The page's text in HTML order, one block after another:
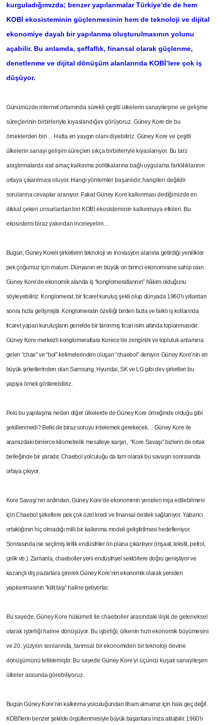
kurguladığımızda; benzer yapılanmalar Türkiye’de de hem
KOBİ ekosisteminin güçlenmesinin hem de teknoloji ve dijital
ekonomiye dayalı bir yapılanma oluşturulmasının yolunu
açabilir. Bu anlamda, şeffaflık, finansal olarak güçlenme,
denetlenme ve dijital dönüşüm alanlarında KOBİ’lere çok iş
düşüyor.
Günümüzde internet ortamında sürekli çeşitli ülkelerin sanayileşme ve gelişme
süreçlerinin birbirleriyle kıyaslandığını görüyoruz. Güney Kore de bu
örneklerden biri… Hatta en yaygın olanı diyebiliriz. Güney Kore ve çeşitli
ülkelerin sanayi gelişim süreçleri sıkça birbirleriyle kıyaslanıyor. Bu tarz
araştırmalarda asıl amaç kalkınma politikalarına bağlı uygulama farklılıklarının
ortaya çıkarılması oluyor. Hangi yöntemler başarılıdır, hangileri değildir
sorularına cevaplar aranıyor. Fakat Güney Kore kalkınması dediğimizde en
dikkat çeken unsurlardan biri KOBİ ekosisteminin kalkınmaya etkileri. Bu
ekosistemi biraz yakından inceleyelim…
Bugün, Güney Koreli şirketlerin teknoloji ve inovasyon alanına getirdiği yenilikler
pek çoğumuz için malum. Dünyanın en büyük on birinci ekonomisine sahip olan
Güney Kore’de ekonomik alanda iş “konglomeratlarının” hâkim olduğunu
söyleyebiliriz. Konglomerat, bir ticaret kuruluş şekli olup dünyada 1960’lı yıllardan
sonra hızla gelişmiştir. Konglomeratın özelliği birden fazla ve farklı iş kollarında
ticaret yapan kuruluşların genelde bir tanınmış ticari isim altında toplanmasıdır.
Güney Kore merkezli konglomeratlara Korece’de zenginlik ve topluluk anlamına
gelen “chae” ve “bol” kelimelerinden oluşan “chaebol” deniyor. Güney Kore’nin en
büyük şirketlerinden olan Samsung, Hyundai, SK ve LG gibi dev şirketleri bu
yapıya örnek gösterebiliriz.
Peki bu yapılaşma neden diğer ülkelerde de Güney Kore örneğinde olduğu gibi
şekillenmedi? Belki de biraz soruyu irdelemek gerekecek… Güney Kore ile
aramızdaki binlerce kilometrelik mesafeye karşın, “Kore Savaşı” bizlerin de ortak
belleğinde bir yaradır, Chaebol yolculuğu da tam olarak bu savaşın sonrasında
ortaya çıkıyor.
Kore Savaşı’nın ardından, Güney Kore’de ekonominin yeniden inşa edilebilmesi
için Chaebol şirketlere pek çok özel kredi ve finansal destek sağlanıyor. Yabancı
ortaklığının hiç olmadığı milli bir kalkınma modeli geliştirilmesi hedefleniyor.
Sonrasında ise seçilmiş kritik endüstriler ön plana çıkarılıyor (inşaat, tekstil, petrol,
çelik vb.). Zamanla, chaeboller yeni endüstriyel sektörlere doğru genişliyor ve
kazançlı dış pazarlara girerek Güney Kore’nin ekonomik olarak yeniden
yapılanmasının “kilit taşı” haline geliyorlar.
Bu sayede, Güney Kore hükümeti ile chaeboller arasındaki ilişki de geleneksel
olarak işbirliği haline dönüşüyor. Bu işbirliği, ülkenin hızlı ekonomik büyümesini
ve 20. yüzyılın sonlarında, tarımsal bir ekonomiden bir teknoloji devine
dönüşümünü tetiklemiştir. Bu sayede Güney Kore’yi üçüncü kuşak sanayileşen
ülkeler arasında görebiliyoruz.
Bugün Güney Kore’nin kalkınma yolculuğundan ilham almamız için hala geç değil.
KOBİ’lerin benzer şekilde örgütlenmesiyle büyük başarılara imza atılabilir. 1960’lı